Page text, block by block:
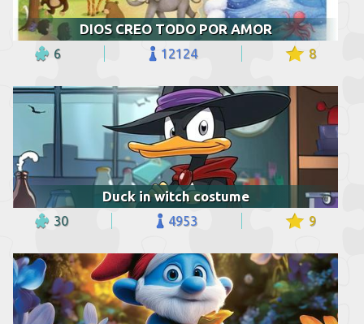
DIOS CREO TODO POR AMOR
6 12124 8
Duck in witch costume
30 4953 9